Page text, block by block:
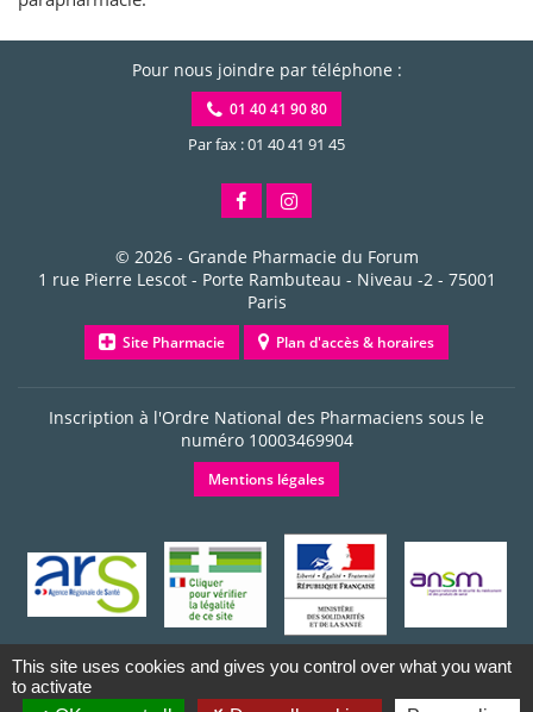
Pour nous joindre par téléphone :
01 40 41 90 80
Par fax : 01 40 41 91 45
© 2026 - Grande Pharmacie du Forum
1 rue Pierre Lescot - Porte Rambuteau - Niveau -2- 75001
Paris
Site Pharmacie Plan d'accès & horaires
Inscription à l'Ordre National des Pharmaciens sous le
numéro 10003469904
Mentions légales
This site uses cookies and gives you control over what you want
to activate